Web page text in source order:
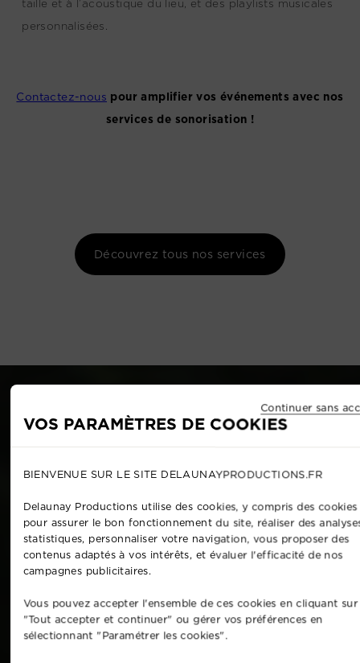
taille et à l’acoustique du lieu, et des playlists musicales
personnalisées.
Contactez-nous pour amplifier vos événements avec nos
services de sonorisation !
Découvrez tous nos services
VOS PARAMÈTRES DE COOKIES
Continuer sans
BIENVENUE SUR LE SITE DELAUNAYPRODUCTIONS.FR
Delaunay Productions utilise des cookies, y compris des
pour assurer le bon fonctionnement du site, réaliser des
statistiques, personnaliser votre navigation, vous proposer des
contenus adaptés à vos intérêts, et évaluer l'efficacité de nos
campagnes publicitaires.
Vous pouvez accepter l'ensemble de ces cookies en cliquant sur
"Tout accepter et continuer" ou gérer vos préférences en
sélectionnant "Paramétrer les cookies".